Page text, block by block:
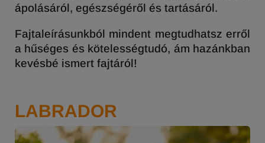
ápolásáról, egészségéről és tartásáról.
Fajtaleírásunkból mindent megtudhatsz erről
a hűséges és kötelességtudó, ám hazánkban
kevésbé ismert fajtáról!
LABRADOR